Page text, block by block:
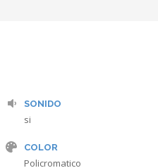
SONIDO
si
COLOR
Policromatico